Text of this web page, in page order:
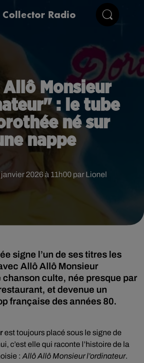
Collector Radio
Monsieur
: le tube
né sur
nappe
2026 à 11h00 par Lionel
signe l’un de ses titres les
Allô Allô Monsieur
chanson culte, née presque par
et devenue un
française des années 80.
est toujours placé sous le signe de
c’est elle qui raconte l’histoire de la
: Allô Allô Monsieur l’ordinateur.